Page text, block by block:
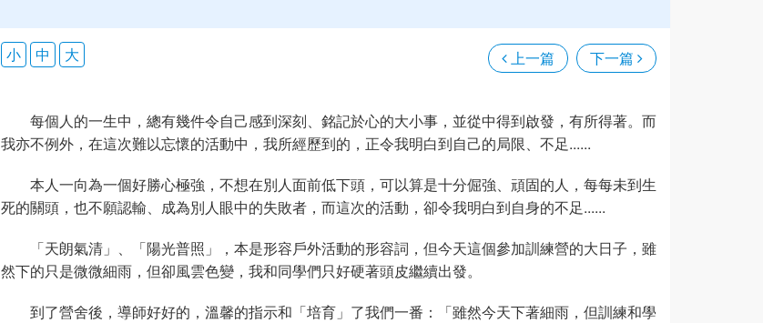
上一篇 下一篇
小 中 大
每個人的一生中，總有幾件令自己感到深刻、銘記於心的大小事，並從中得到啟發，有所得著。而
我亦不例外，在這次難以忘懷的活動中，我所經歷到的，正令我明白到自己的局限、不足......
本人一向為一個好勝心極強，不想在別人面前低下頭，可以算是十分倔強、頑固的人，每每未到生
死的關頭，也不願認輸、成為別人眼中的失敗者，而這次的活動，卻令我明白到自身的不足......
「天朗氣清」、「陽光普照」，本是形容戶外活動的形容詞，但今天這個參加訓練營的大日子，雖
然下的只是微微細雨，但卻風雲色變，我和同學們只好硬著頭皮繼續出發。
到了營舍後，導師好好的，溫馨的指示和「培育」了我們一番：「雖然今天下著細雨，但訓練和學